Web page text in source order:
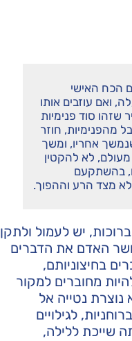
הכח האישי
ואם עוזבים אותו
שזהו סוד פנימיות
מהפנימיות, חוזר
אחריו, ומשך
לא להקטין
בהשתקעם
מצד הרע וההפוך.
יש לעמול ולתקן
האדם את הדברים
בחיצוניותם,
מחוברים למקור
נטייה אל
לגילויים
שייכת ללילה,